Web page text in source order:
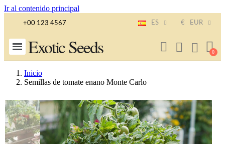
Ir al contenido principal
+00 123 4567 ES € EUR
Exotic Seeds
Inicio
Semillas de tomate enano Monte Carlo